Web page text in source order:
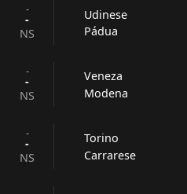
-
-
NS
Udinese
Pádua
-
-
NS
Veneza
Modena
-
-
NS
Torino
Carrarese